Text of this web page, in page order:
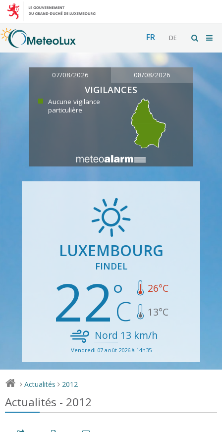
FR DE
07/08/2026 08/08/2026
VIGILANCES
Aucune vigilance
particulière
LUXEMBOURG
FINDEL
22 26°C
13°C
Nord 13 km/h
Vendredi 07 août 2026 à 14h35
> Actualités > 2012
Actualités - 2012